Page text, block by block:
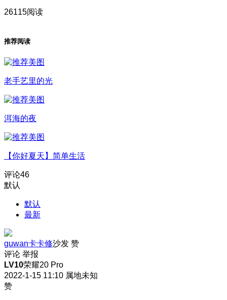
26115阅读
推荐阅读
老手艺里的光
洱海的夜
【你好夏天】简单生活
评论46
默认
默认
最新
guwan卡卡修沙发 赞
评论 举报
LV10荣耀20 Pro
2022-1-15 11:10 属地未知
赞